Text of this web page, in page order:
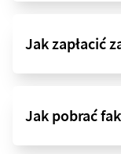
Jak zapłacić
Jak pobrać